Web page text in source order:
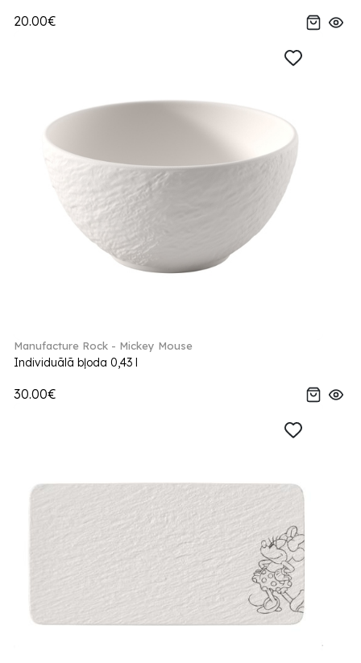
20.00€
Manufacture Rock - Mickey Mouse
Individuālā bļoda 0,43 l
30.00€